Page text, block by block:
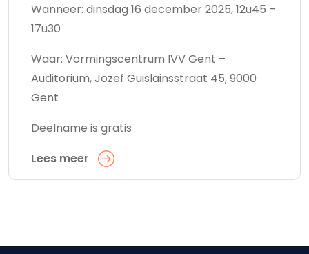
Wanneer: dinsdag 16 december 2025, 12u45 –
17u30
Waar: Vormingscentrum IVV Gent –
Auditorium, Jozef Guislainsstraat 45, 9000
Gent
Deelname is gratis
Lees meer